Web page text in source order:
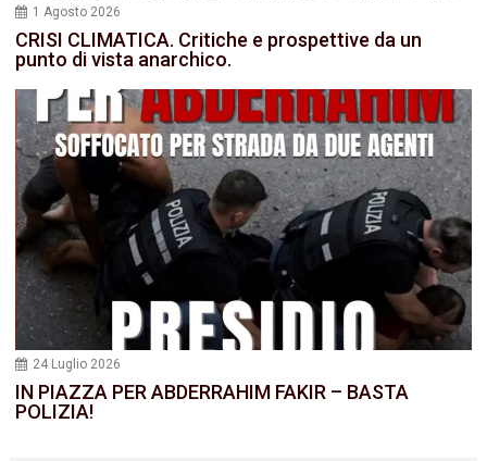
1 Agosto 2026
CRISI CLIMATICA. Critiche e prospettive da un
punto di vista anarchico.
24 Luglio 2026
IN PIAZZA PER ABDERRAHIM FAKIR – BASTA
POLIZIA!